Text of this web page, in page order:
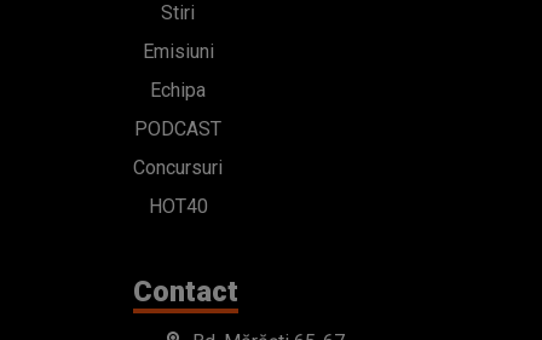
Stiri
Emisiuni
Echipa
PODCAST
Concursuri
HOT40
Contact